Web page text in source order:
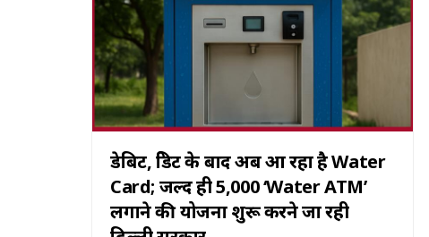
डेबिट, क्रेडिट के बाद अब आ रहा है Water
Card; जल्द ही 5,000 ‘Water ATM’
लगाने की योजना शुरू करने जा रही